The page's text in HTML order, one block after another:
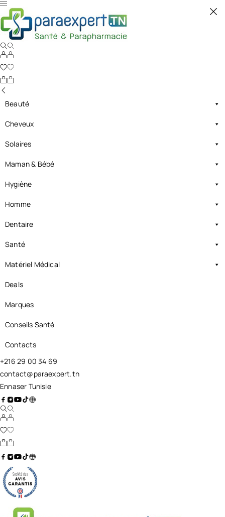
Beauté
Cheveux
Solaires
Maman & Bébé
Hygiène
Homme
Dentaire
Santé
Matériel Médical
Deals
Marques
Conseils Santé
Contacts
+216 29 00 34 69
contact@paraexpert.tn
Ennaser Tunisie